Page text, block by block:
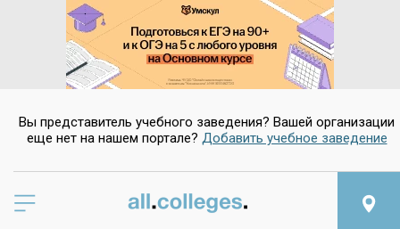
Вы представитель учебного заведения? Вашей организации
еще нет на нашем портале? Добавить учебное заведение